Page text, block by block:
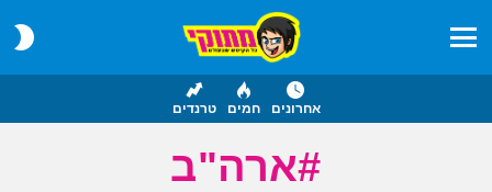
אחרונים חמים טרנדים
ארה"ב